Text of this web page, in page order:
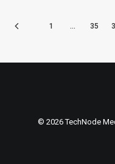
1 … 35
© 2026 TechNode